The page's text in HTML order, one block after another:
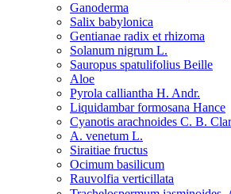
Ganoderma
Salix babylonica
Gentianae radix et rhizoma
Solanum nigrum L.
Sauropus spatulifolius Beille
Aloe
Pyrola calliantha H. Andr.
Liquidambar formosana Hance
Cyanotis arachnoides C. B.
A. venetum L.
Siraitiae fructus
Ocimum basilicum
Rauvolfia verticillata